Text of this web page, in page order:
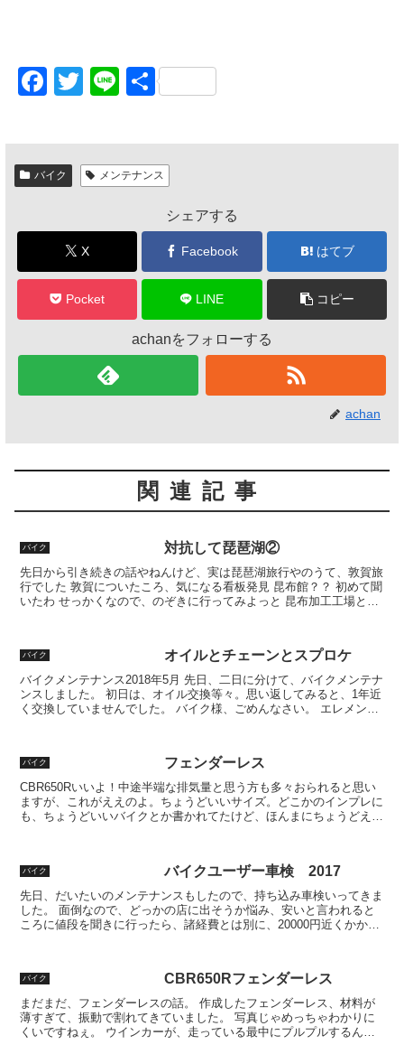
F
c
e
b
o
k
T
tt
er
Li
e
共
バイク メンテナンス
シェアする
X Facebook はてブ
Pocket LINE コピー
achanをフォローする
achan
関連記事
バイク 対抗して琵琶湖②
先日から引き続きの話やねんけど、実は琵琶湖旅行やのうて、敦賀旅
行でした 敦賀についたころ、気になる看板発見 昆布館？？ 初めて聞
いたわ せっかくなので、のぞきに行ってみよっと 昆布加工工場とお
バイク オイルとチェーンとスプロケ
バイクメンテナンス2018年5月 先日、二日に分けて、バイクメンテナ
ンスしました。 初日は、オイル交換等々。思い返してみると、1年近
く交換していませんでした。 バイク様、ごめんなさい。 エレメント
バイク フェンダーレス
CBR650Rいいよ！中途半端な排気量と思う方も多々おられると思い
ますが、これがええのよ。ちょうどいいサイズ。どこかのインプレに
も、ちょうどいいバイクとか書かれてたけど、ほんまにちょうどええ
バイク バイクユーザー車検 2017
先日、だいたいのメンテナンスもしたので、持ち込み車検いってきま
した。 面倒なので、どっかの店に出そうか悩み、安いと言われると
ころに値段を聞きに行ったら、諸経費とは別に、20000円近くかかる
バイク CBR650Rフェンダーレス
まだまだ、フェンダーレスの話。 作成したフェンダーレス、材料が
薄すぎて、振動で割れてきていました。 写真じゃめっちゃわかりに
くいですねぇ。 ウインカーが、走っている最中にプルプルするんや